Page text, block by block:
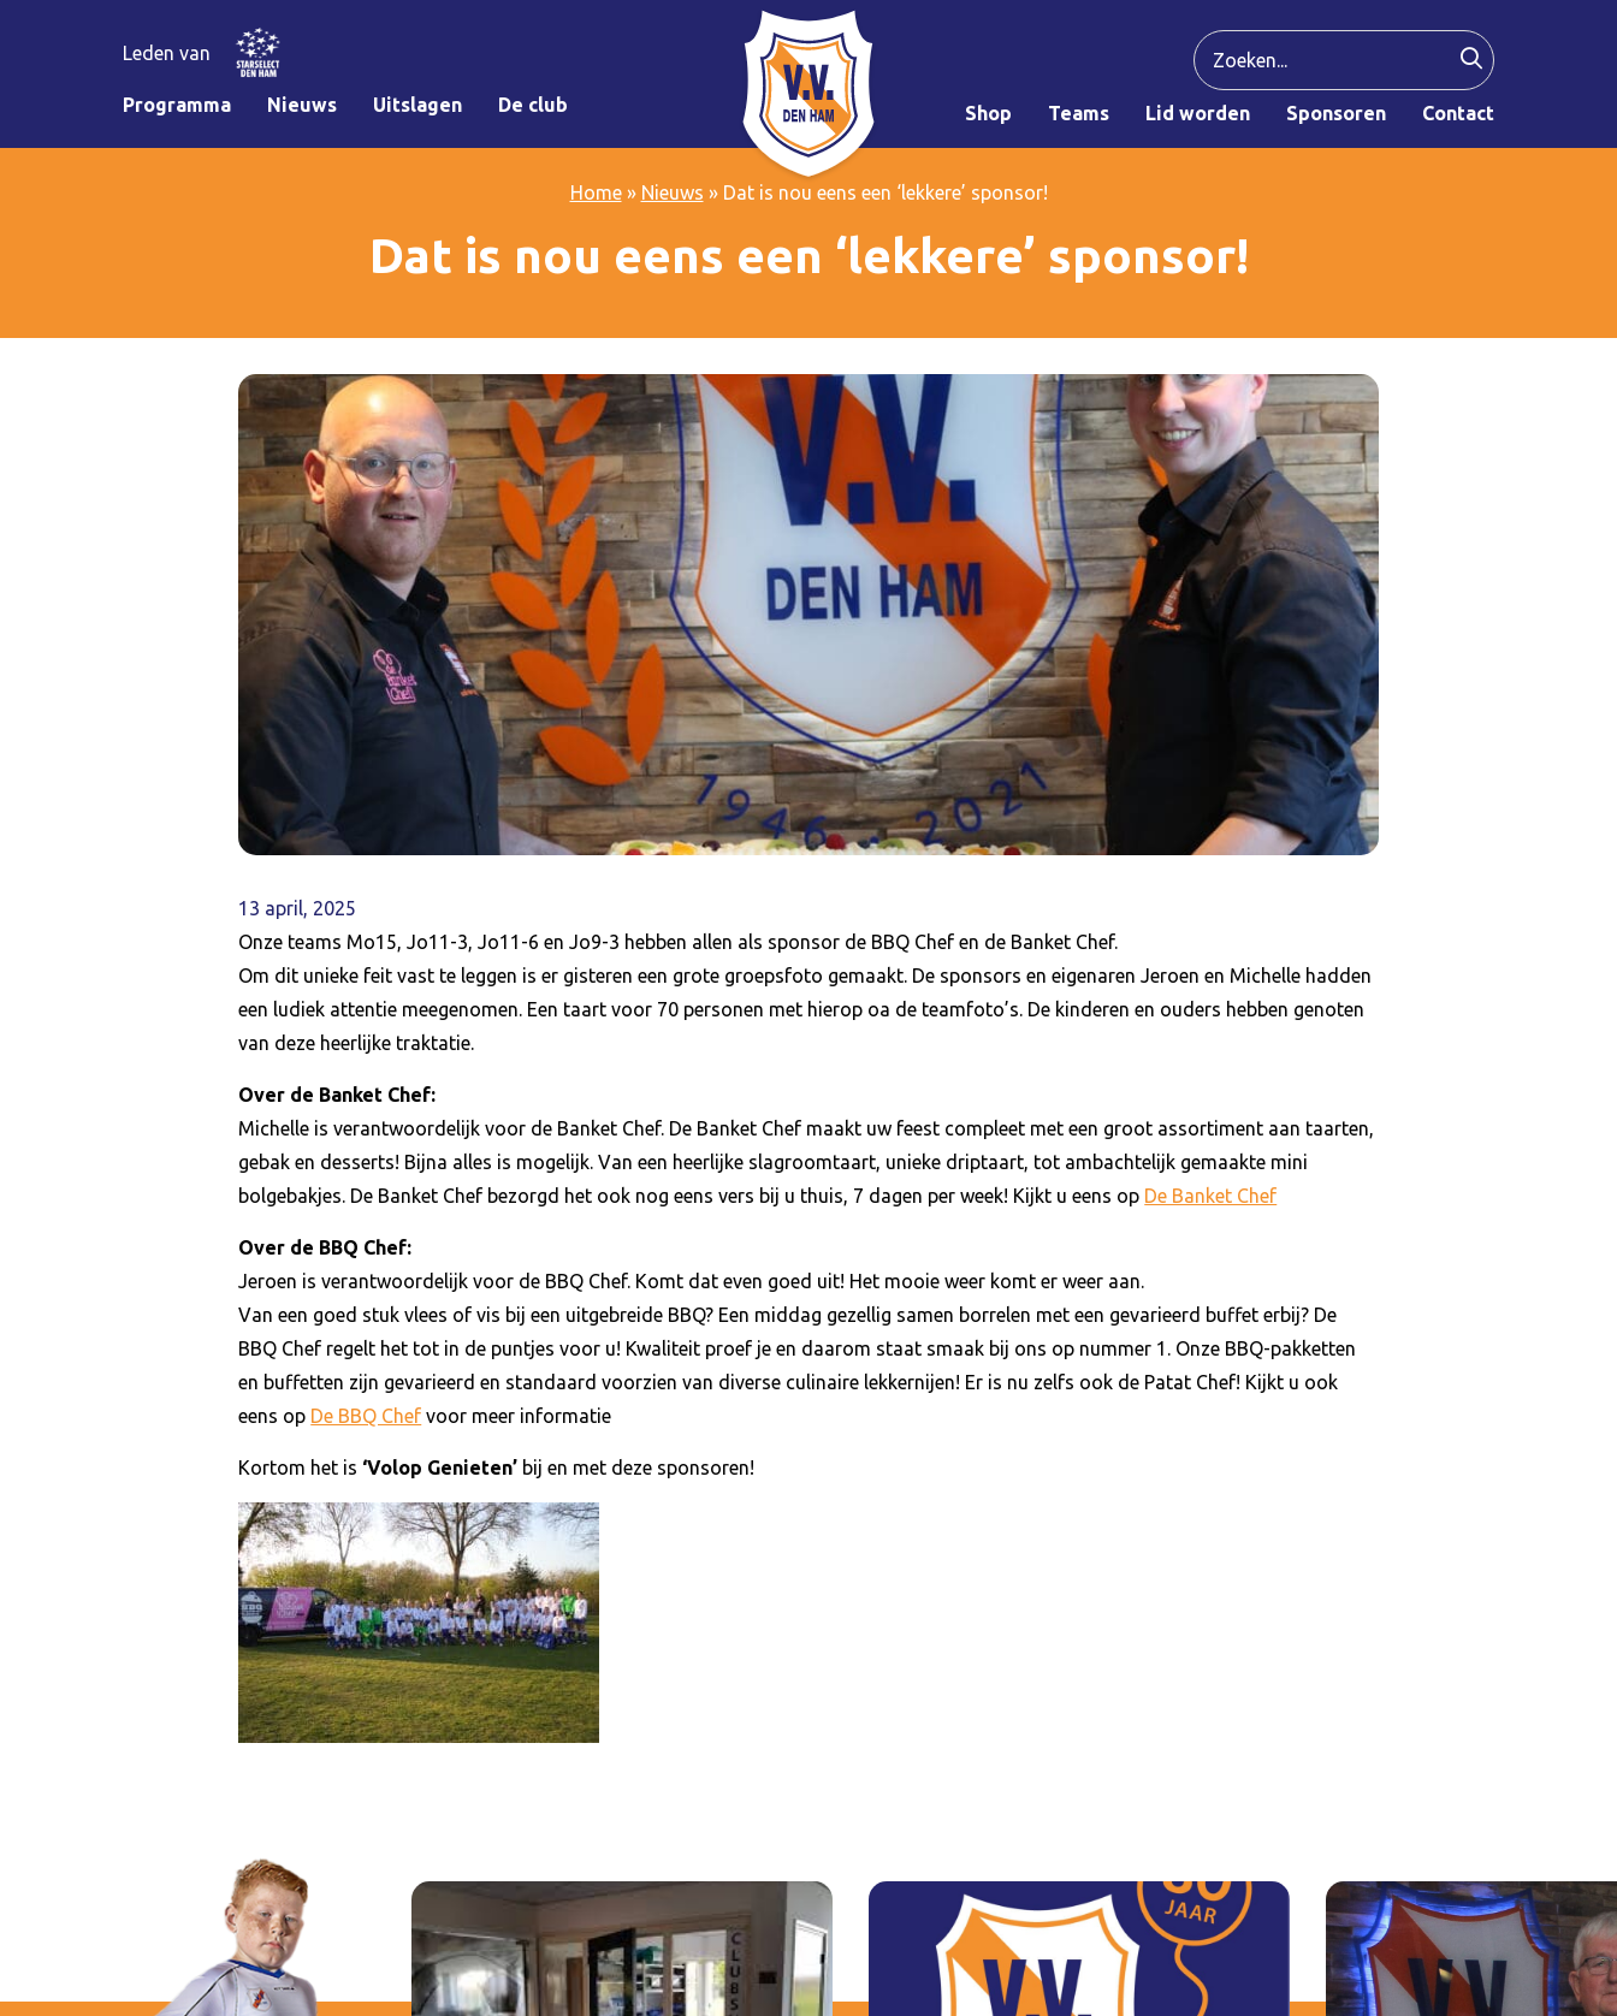
Leden van
Programma Nieuws Uitslagen De club Shop Teams Lid worden Sponsoren Contact
Home» Nieuws » Dat is nou eens een ‘lekkere’ sponsor!
Dat is nou eens een ‘lekkere’ sponsor!
13 april, 2025
Onze teams Mo15, Jo11-3, Jo11-6 en Jo9-3 hebben allen als sponsor de BBQ Chef en de Banket Chef.
Om dit unieke feit vast te leggen is er gisteren een grote groepsfoto gemaakt. De sponsors en eigenaren Jeroen en Michelle hadden
een ludiek attentie meegenomen. Een taart voor 70 personen met hierop oa de teamfoto’s. De kinderen en ouders hebben genoten
van deze heerlijke traktatie.
Over de Banket Chef:
Michelle is verantwoordelijk voor de Banket Chef. De Banket Chef maakt uw feest compleet met een groot assortiment aan taarten,
gebak en desserts! Bijna alles is mogelijk. Van een heerlijke slagroomtaart, unieke driptaart, tot ambachtelijk gemaakte mini
bolgebakjes. De Banket Chef bezorgd het ook nog eens vers bij u thuis, 7 dagen per week! Kijkt u eens op De Banket Chef
Over de BBQ Chef:
Jeroen is verantwoordelijk voor de BBQ Chef. Komt dat even goed uit! Het mooie weer komt er weer aan.
Van een goed stuk vlees of vis bij een uitgebreide BBQ? Een middag gezellig samen borrelen met een gevarieerd buffet erbij? De
BBQ Chef regelt het tot in de puntjes voor u! Kwaliteit proef je en daarom staat smaak bij ons op nummer 1. Onze BBQ-pakketten
en buffetten zijn gevarieerd en standaard voorzien van diverse culinaire lekkernijen! Er is nu zelfs ook de Patat Chef! Kijkt u ook
eens op De BBQ Chef voor meer informatie
Kortom het is ‘Volop Genieten’ bij en met deze sponsoren!